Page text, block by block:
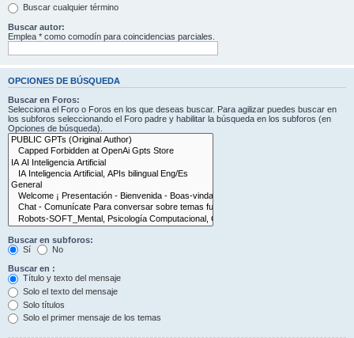
Buscar cualquier término
Buscar autor:
Emplea * como comodín para coincidencias parciales.
OPCIONES DE BÚSQUEDA
Buscar en Foros:
Selecciona el Foro o Foros en los que deseas buscar. Para agilizar puedes buscar en
los subforos seleccionando el Foro padre y habilitar la búsqueda en los subforos (en
Opciones de búsqueda).
Buscar en subforos:
Sí
No
Buscar en :
Título y texto del mensaje
Solo el texto del mensaje
Solo títulos
Solo el primer mensaje de los temas